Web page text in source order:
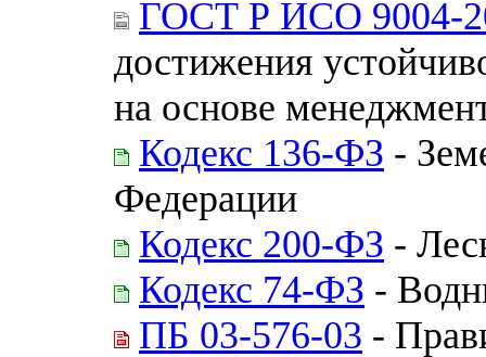
ГОСТ Р ИСО 9004-
достижения
на основе
Кодекс 136-ФЗ -
Федерации
Кодекс 200-ФЗ -
Кодекс 74-ФЗ -
ПБ 03-576-03 -